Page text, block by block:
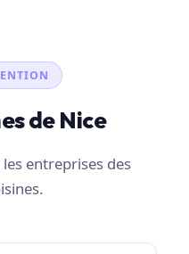
de Nice
entreprises des